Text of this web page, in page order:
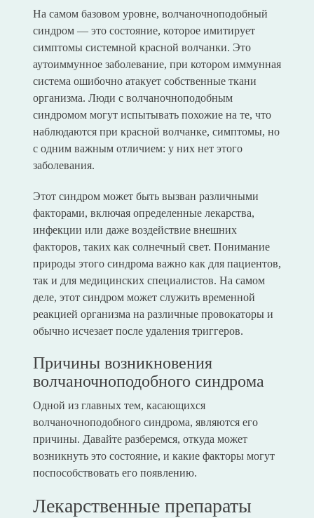
На самом базовом уровне, волчаночноподобный
синдром — это состояние, которое имитирует
симптомы системной красной волчанки. Это
аутоиммунное заболевание, при котором иммунная
система ошибочно атакует собственные ткани
организма. Люди с волчаночноподобным
синдромом могут испытывать похожие на те, что
наблюдаются при красной волчанке, симптомы, но
с одним важным отличием: у них нет этого
заболевания.
Этот синдром может быть вызван различными
факторами, включая определенные лекарства,
инфекции или даже воздействие внешних
факторов, таких как солнечный свет. Понимание
природы этого синдрома важно как для пациентов,
так и для медицинских специалистов. На самом
деле, этот синдром может служить временной
реакцией организма на различные провокаторы и
обычно исчезает после удаления триггеров.
Причины возникновения
волчаночноподобного синдрома
Одной из главных тем, касающихся
волчаночноподобного синдрома, являются его
причины. Давайте разберемся, откуда может
возникнуть это состояние, и какие факторы могут
поспособствовать его появлению.
Лекарственные препараты